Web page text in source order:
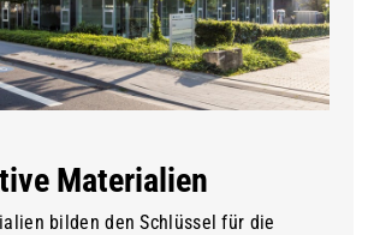
Materialien
bilden den Schlüssel für die